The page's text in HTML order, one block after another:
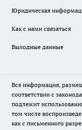
Юридическая
Как с нами связаться
Выходные данные
Вся информация,
соответствии с
подлежит
том числе
как с письменного